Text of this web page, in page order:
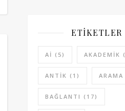
ETIKETLER
AI (5) AKADEMIK
ANTIK (1) ARAMA
BAĞLANTI (17)